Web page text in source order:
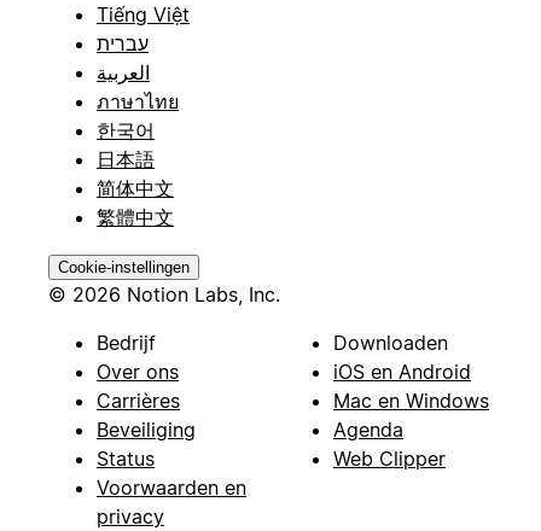
Tiếng Việt
עברית
العربية
ภาษาไทย
한국어
日本語
简体中文
繁體中文
Cookie-instellingen
© 2026 Notion Labs, Inc.
Bedrijf
Over ons
Carrières
Beveiliging
Status
Voorwaarden en
privacy
Downloaden
iOS en Android
Mac en Windows
Agenda
Web Clipper